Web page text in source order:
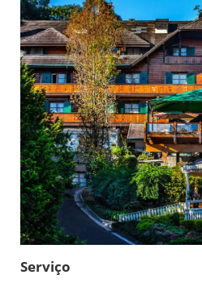
Serviço